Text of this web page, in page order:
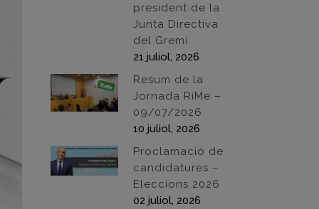
president de la
Junta Directiva
del Gremi
21 juliol, 2026
Resum de la
Jornada RiMe –
09/07/2026
10 juliol, 2026
Proclamació de
candidatures –
Eleccions 2026
02 juliol, 2026